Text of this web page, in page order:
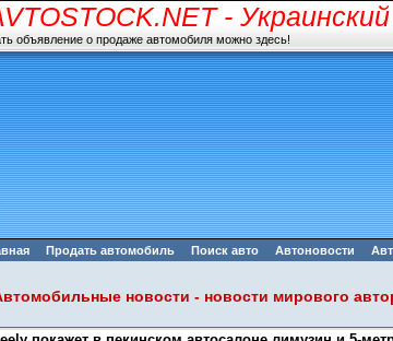
-
объявление о продаже автомобиля можно здесь!
Продать автомобиль Поиск авто Автоновости
новости - новости мирового